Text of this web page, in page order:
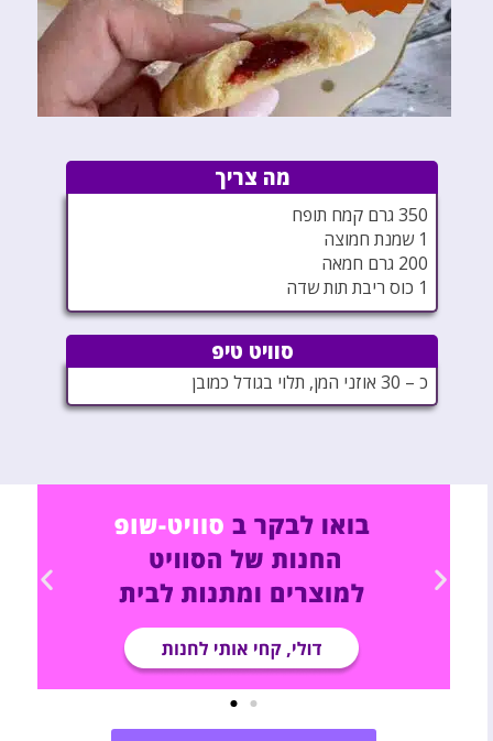
מה צריך
350 גרם קמח תופח
1 שמנת חמוצה
200 גרם חמאה
1 כוס ריבת תות שדה
סוויט טיפ
כ – 30 אוזני המן, תלוי בגודל כמובן